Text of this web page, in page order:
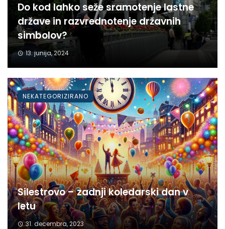
Do kod lahko seže sramotenje lastne
države in razvrednotenje državnih
simbolov?
13. junija, 2024
Silestrovo – zadnji koledarski dan v
letu
31. decembra, 2023
NEKATEGORIZIRANO